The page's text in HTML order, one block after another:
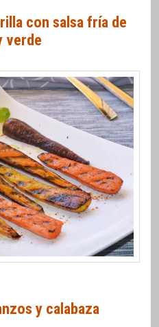
con salsa fría de
verde
y calabaza